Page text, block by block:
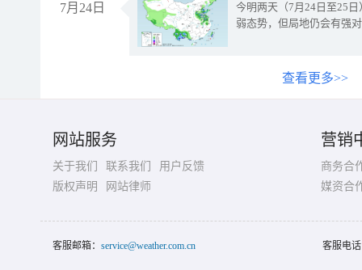
7月24日
今明两天（7月24日至25
弱态势，但局地仍会有强
查看更多>>
网站服务
关于我们 联系我们
用户反馈
版权声明
网站律师
营销
商务合
媒资合
客服邮箱： service@weather.com.cn 客服电